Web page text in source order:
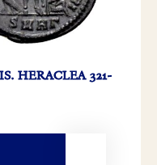
HERACLEA 321-